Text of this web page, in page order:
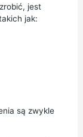
jest
jak:
są zwykle